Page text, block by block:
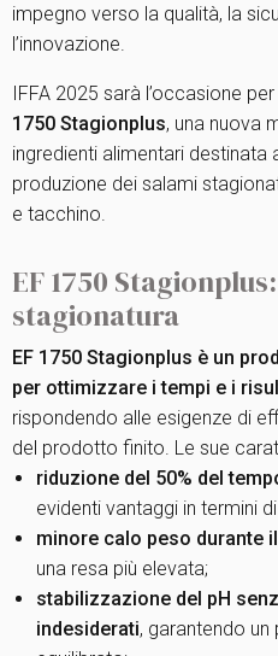
impegno verso la qualità, la
l’innovazione.
IFFA 2025 sarà l’occasione
1750 Stagionplus, una nuova
ingredienti alimentari
produzione dei salami
e tacchino.
EF 1750
stagionatura
EF 1750 Stagionplus è un
per ottimizzare i tempi e i
rispondendo alle esigenze di
del prodotto finito. Le sue
riduzione del 50% del
evidenti vantaggi in termini
minore calo peso durante
una resa più elevata;
stabilizzazione del pH
indesiderati, garantendo